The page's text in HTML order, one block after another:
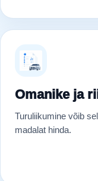
Omanike ja
Turuliikumine võib
madalat hinda.